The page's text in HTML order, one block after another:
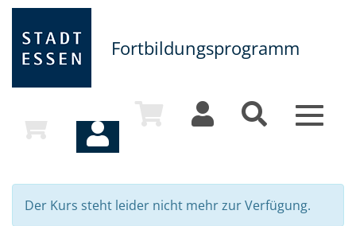
Fortbildungsprogramm
Toggle
Der Kurs steht leider nicht mehr zur Verfügung.